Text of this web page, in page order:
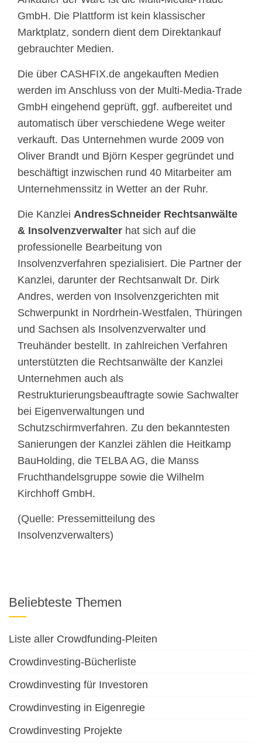
GmbH. Die Plattform ist kein klassischer
Marktplatz, sondern dient dem Direktankauf
gebrauchter Medien.
Die über CASHFIX.de angekauften Medien
werden im Anschluss von der Multi-Media-Trade
GmbH eingehend geprüft, ggf. aufbereitet und
automatisch über verschiedene Wege weiter
verkauft. Das Unternehmen wurde 2009 von
Oliver Brandt und Björn Kesper gegründet und
beschäftigt inzwischen rund 40 Mitarbeiter am
Unternehmenssitz in Wetter an der Ruhr.
Die Kanzlei AndresSchneider Rechtsanwälte
& Insolvenzverwalter hat sich auf die
professionelle Bearbeitung von
Insolvenzverfahren spezialisiert. Die Partner der
Kanzlei, darunter der Rechtsanwalt Dr. Dirk
Andres, werden von Insolvenzgerichten mit
Schwerpunkt in Nordrhein-Westfalen, Thüringen
und Sachsen als Insolvenzverwalter und
Treuhänder bestellt. In zahlreichen Verfahren
unterstützten die Rechtsanwälte der Kanzlei
Unternehmen auch als
Restrukturierungsbeauftragte sowie Sachwalter
bei Eigenverwaltungen und
Schutzschirmverfahren. Zu den bekanntesten
Sanierungen der Kanzlei zählen die Heitkamp
BauHolding, die TELBA AG, die Manss
Fruchthandelsgruppe sowie die Wilhelm
Kirchhoff GmbH.
(Quelle: Pressemitteilung des
Insolvenzverwalters)
Beliebteste Themen
Liste aller Crowdfunding-Pleiten
Crowdinvesting-Bücherliste
Crowdinvesting für Investoren
Crowdinvesting in Eigenregie
Crowdinvesting Projekte